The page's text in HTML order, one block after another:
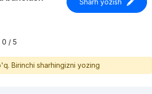
Sharh yozish
0 / 5
Birinchi sharhingizni yozing